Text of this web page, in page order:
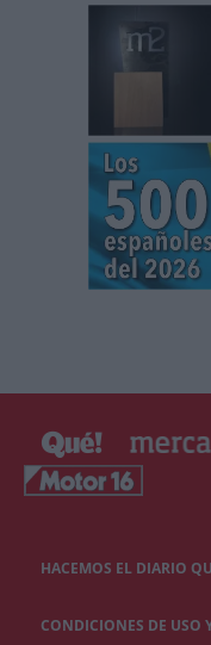
HACEMOS EL DIARIO
CONDICIONES DE USO